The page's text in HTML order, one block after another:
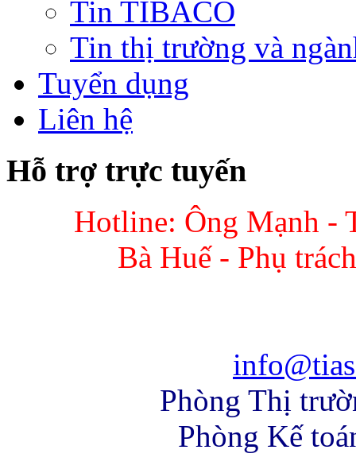
Tin TIBACO
Tin thị trường và
Tuyển dụng
Liên hệ
Hỗ trợ trực tuyến
Hotline: Ông Mạnh -
Bà Huế - Phụ
Phòng Thị
Phòng Kế